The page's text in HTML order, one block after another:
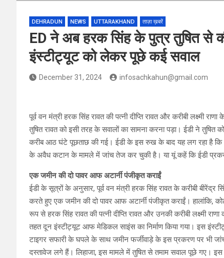
DEHRADUN NEWS UTTARAKHAND ताज़ा ख़बरें
ED ने अब हरक सिंह के पुत्र तुषित से
इंस्टीट्यूट को लेकर पूछे कई सवाल
December 31, 2024 infosachkahun@gmail.com
पूर्व वन मंत्री हरक सिंह रावत की पत्नी दीप्ति रावत और करीबी लक्ष्मी
तुषित रावत को इसी तरह के सवालों का सामना करना पड़ा। ईडी ने
करीब आठ घंटे पूछताछ की गई। ईडी के इस रुख के बाद यह लग रहा है कि
के अवैध कटान के मामले में जांच तेज कर चुकी है। या यूं कहें कि ईडी
एक जमीन की दो पावर आफ अटार्नी पंजीकृत कराईं
ईडी के सूत्रों के अनुसार, पूर्व वन मंत्री हरक सिंह रावत के करीबी
करते हुए एक जमीन की दो पावर आफ अटार्नी पंजीकृत कराईं। हालांकि,
रूप से हरक सिंह रावत की पत्नी दीप्ति रावत और उनकी करीबी लक्ष्मी
तहत दून इंस्टीट्यूट आफ मेडिकल साइंस का निर्माण किया गया। इस
टाइगर सफारी के घपले के साथ जमीन फर्जीवाड़े के इस प्रकरण पर भी
दस्तावेज लगे हैं। लिहाजा, इस मामले में तुषित से तमाम सवाल पूछे गए।